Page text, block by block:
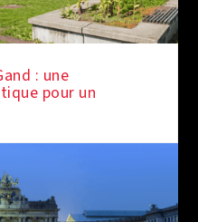
: une
pour un